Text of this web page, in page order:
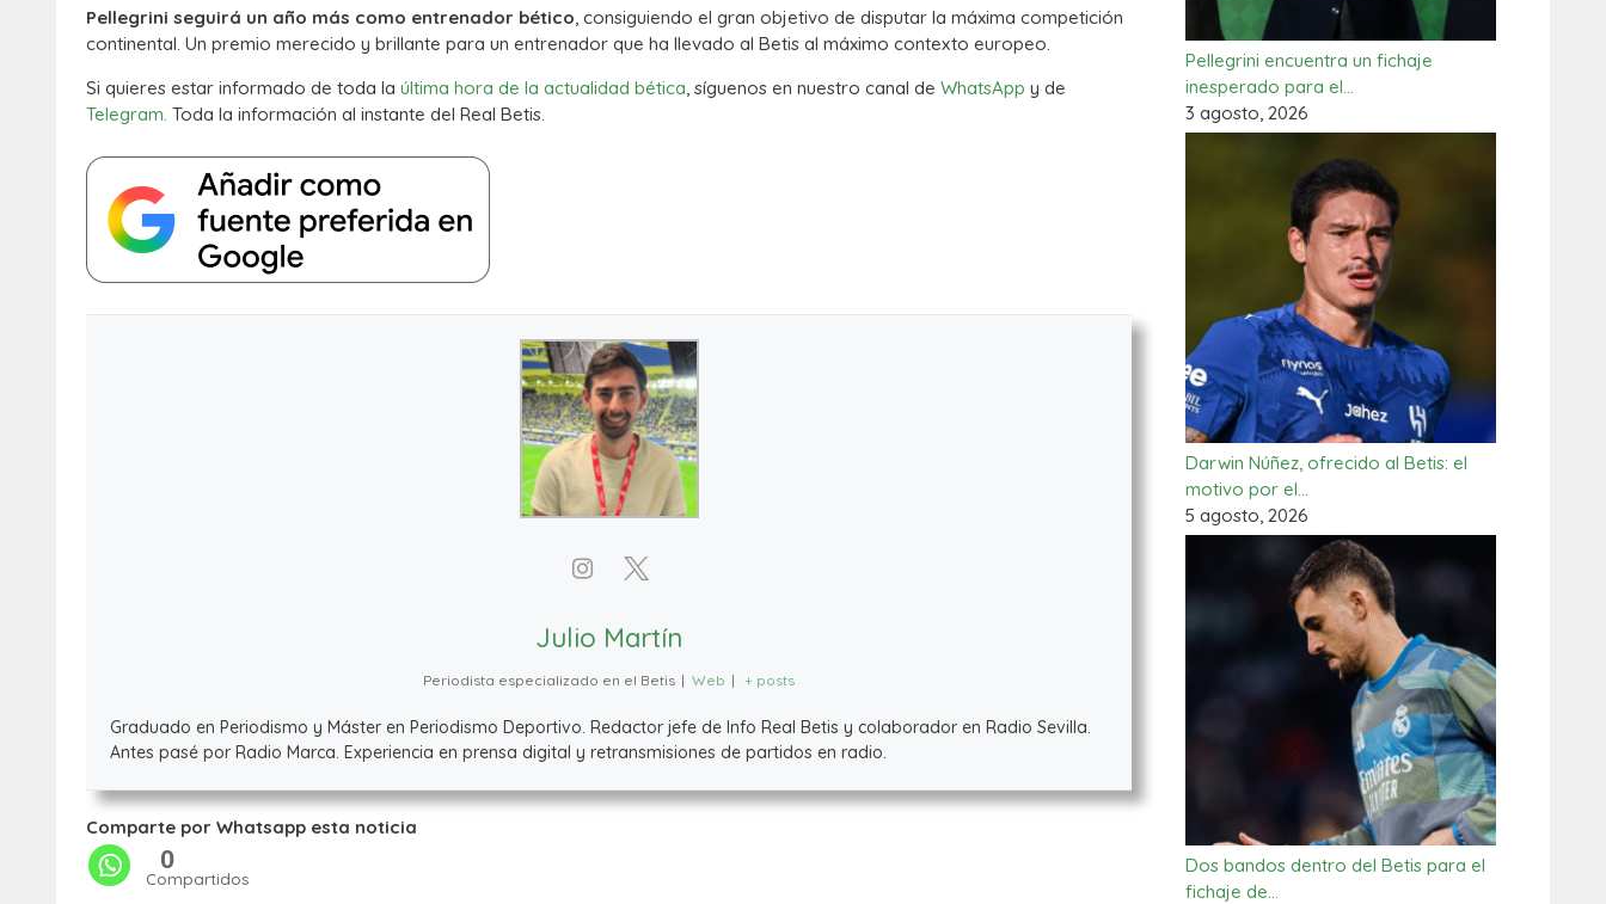
Pellegrini seguirá un año más como entrenador bético, consiguiendo el gran objetivo de disputar la máxima competición
continental. Un premio merecido y brillante para un entrenador que ha llevado al Betis al máximo contexto europeo.
Si quieres estar informado de toda la última hora de la actualidad bética, síguenos en nuestro canal de WhatsApp y de
Telegram. Toda la información al instante del Real Betis.
Julio Martín
Periodista especializado en el Betis | Web | + posts
Graduado en Periodismo y Máster en Periodismo Deportivo. Redactor jefe de Info Real Betis y colaborador en Radio Sevilla.
Antes pasé por Radio Marca. Experiencia en prensa digital y retransmisiones de partidos en radio.
Comparte por Whatsapp esta noticia
0
Compartidos
Pellegrini encuentra un fichaje
inesperado para el…
3 agosto, 2026
Darwin Núñez, ofrecido al Betis: el
motivo por el…
5 agosto, 2026
Dos bandos dentro del Betis para el
fichaje de…